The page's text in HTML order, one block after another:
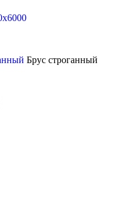
Брус строганный